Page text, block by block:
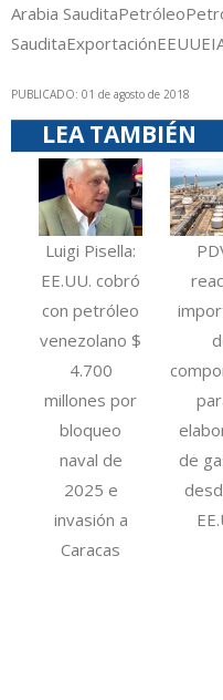
Arabia SauditaPetróleo
SauditaExportaciónEEUU
PUBLICADO: 01 de agosto de 2018
LEA TAMBIÉN
Luigi Pisella:
EE.UU. cobró
con petróleo
venezolano $
4.700
millones por
bloqueo
naval de
2025 e
invasión a
Caracas
de